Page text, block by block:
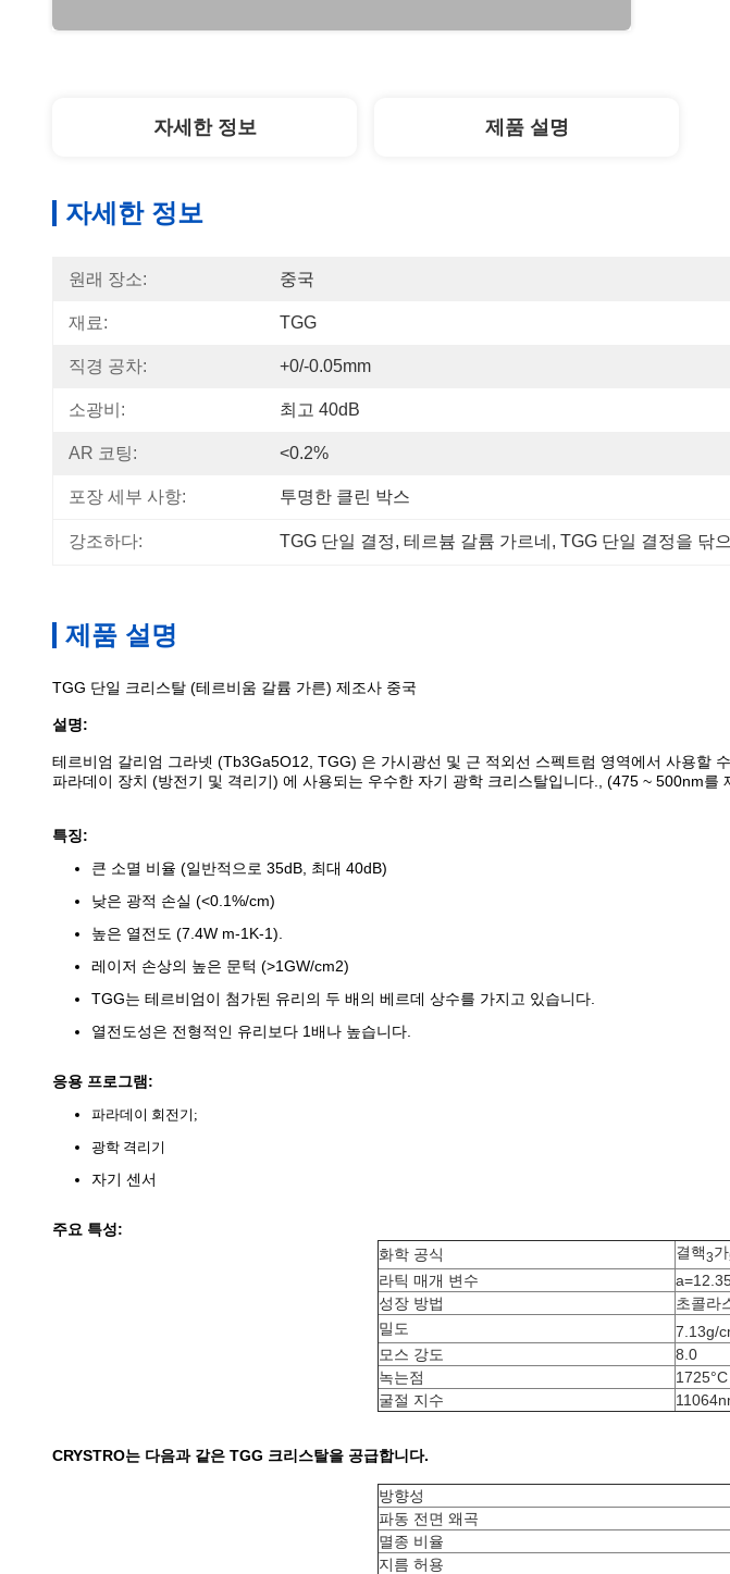
자세한 정보 제품 설명
자세한 정보
원래 장소: 중국
재료: TGG
직경 공차: +0/-0.05mm
소광비: 최고 40dB
AR 코팅: <0.2%
포장 세부 사항: 투명한 클린 박스
강조하다: TGG 단일 결정, 테르븀 갈륨 가르네 , TGG 단일 결정을 닦
제품 설명
TGG 단일 크리스탈 (테르비움 갈륨 가른) 제조사 중국
설명:
테르비엄 갈리엄 그라넷 (Tb3Ga5O12, TGG) 은 가시광선 및 근 적외선 스펙트럼 영역에서 사용할
파라데이 장치 (방전기 및 격리기) 에 사용되는 우수한 자기 광학 크리스탈입니다., (475 ~ 500nm를
특징:
큰 소멸 비율 (일반적으로 35dB, 최대 40dB)
낮은 광적 손실 (<0.1%/cm)
높은 열전도 (7.4W m-1K-1).
레이저 손상의 높은 문턱 (>1GW/cm2)
TGG는 테르비엄이 첨가된 유리의 두 배의 베르데 상수를 가지고 있습니다.
열전도성은 전형적인 유리보다 1배나 높습니다.
응용 프로그램:
파라데이 회전기;
광학 격리기
자기 센서
주요 특성:
화학 공식
결핵3가
라틱 매개 변수
성장 방법
초콜라
밀도
7.13g/
모스 강도
8.0
녹는점
1725°C
굴절 지수
CRYSTRO는 다음과 같은 TGG 크리스탈을 공급합니다.
방향성
파동 전면 왜곡
멸종 비율
지름 허용